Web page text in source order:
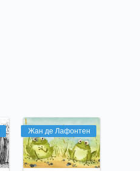
Жан де Лафонтен